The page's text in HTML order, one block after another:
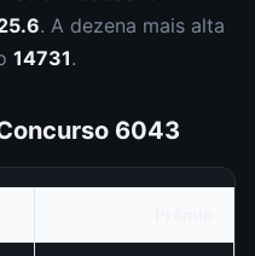
. A dezena mais alta
14731.
6043